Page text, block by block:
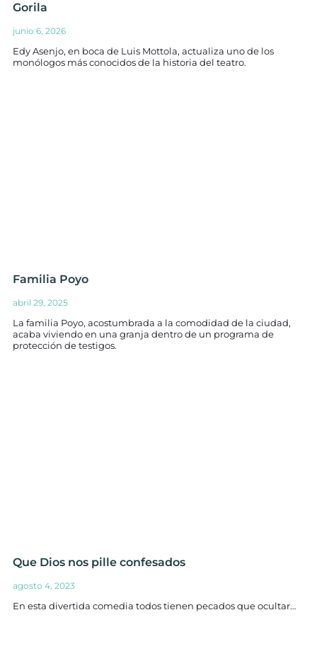
Gorila
junio 6, 2026
Edy Asenjo, en boca de Luis Mottola, actualiza uno de los
monólogos más conocidos de la historia del teatro.
Familia Poyo
abril 29, 2025
La familia Poyo, acostumbrada a la comodidad de la ciudad,
acaba viviendo en una granja dentro de un programa de
protección de testigos.
Que Dios nos pille confesados
agosto 4, 2023
En esta divertida comedia todos tienen pecados que ocultar…